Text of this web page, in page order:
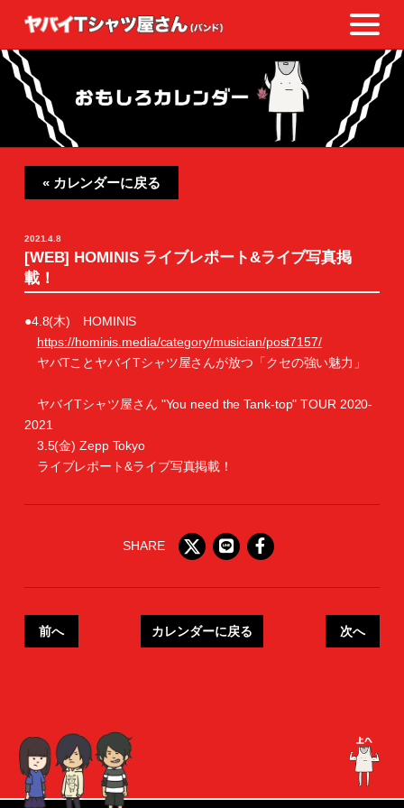
« カレンダーに戻る
2021.4.8
[WEB] HOMINIS ライブレポート&ライブ写真掲
載！
●4.8(木) HOMINIS
https://hominis.media/category/musician/post7157/
ヤバTことヤバイTシャツ屋さんが放つ「クセの強い魅力」
ヤバイTシャツ屋さん "You need the Tank-top" TOUR 2020-
2021
3.5(金) Zepp Tokyo
ライブレポート&ライブ写真掲載！
SHARE
前へ カレンダーに戻る 次へ